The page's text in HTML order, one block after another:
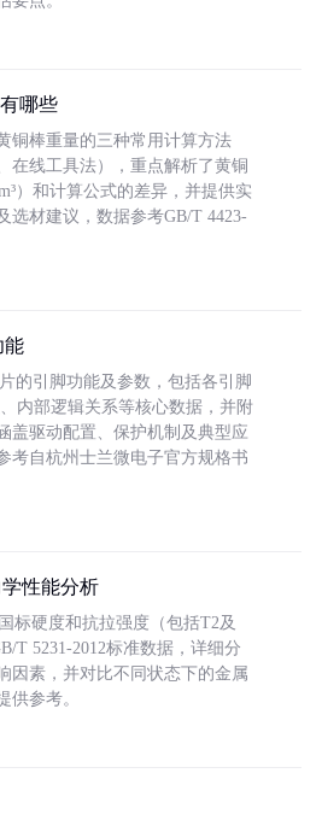
哪些
铜棒重量的三种常用计算方法
在线工具法），重点解析了黄铜
）和计算公式的差异，并提供实
选材建议，数据参考GB/T 4423-
能
的引脚功能及参数，包括各引脚
内部逻辑关系等核心数据，并附
盖驱动配置、保护机制及典型应
考自杭州士兰微电子官方规格书
性能分析
标硬度和抗拉强度（包括T2及
T 5231-2012标准数据，详细分
因素，并对比不同状态下的金属
供参考。